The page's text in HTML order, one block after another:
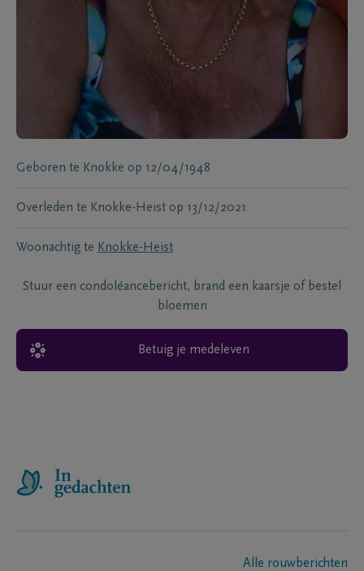
Geboren te Knokke op 12/04/1948
Overleden te Knokke-Heist op 13/12/2021
Woonachtig te Knokke-Heist
Stuur een condoléancebericht, brand een kaarsje of bestel
bloemen
Betuig je medeleven
Alle rouwberichten